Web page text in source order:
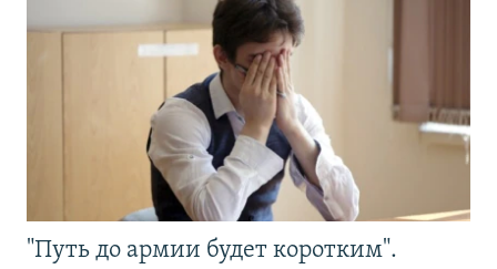
"Путь до армии будет коротким".